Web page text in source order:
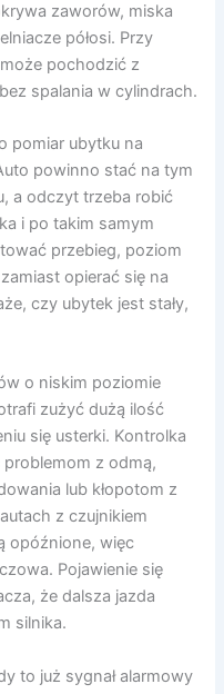
zaworów, miska
półosi. Przy
pochodzić z
spalania w cylindrach.
pomiar ubytku na
powinno stać na tym
a odczyt trzeba robić
i po takim samym
przebieg, poziom
opierać się na
czy ubytek jest stały,
o niskim poziomie
zużyć dużą ilość
się usterki. Kontrolka
z odmą,
lub kłopotom z
z czujnikiem
opóźnione, więc
Pojawienie się
że dalsza jazda
silnika.
to już sygnał alarmowy